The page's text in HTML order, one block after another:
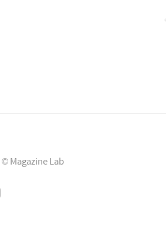
© Magazine Lab